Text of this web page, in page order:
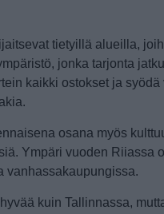
tietyillä alueilla,
jonka tarjonta
kaikki ostokset ja
osana myös
Ympäri vuoden Riiassa
vanhassakaupungissa.
kuin Tallinnassa,